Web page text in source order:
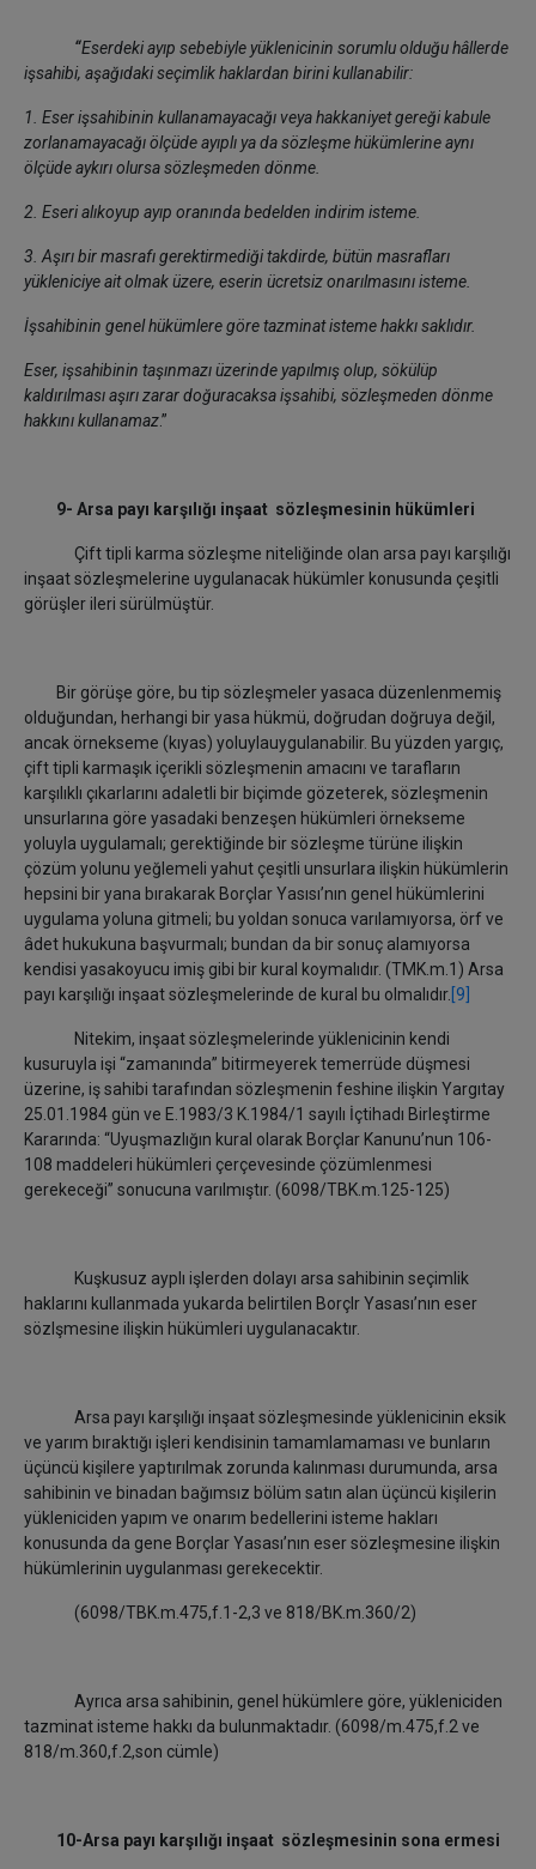
“Eserdeki ayıp sebebiyle yüklenicinin sorumlu olduğu hâllerde
işsahibi, aşağıdaki seçimlik haklardan birini kullanabilir:
1. Eser işsahibinin kullanamayacağı veya hakkaniyet gereği kabule
zorlanamayacağı ölçüde ayıplı ya da sözleşme hükümlerine aynı
ölçüde aykırı olursa sözleşmeden dönme.
2. Eseri alıkoyup ayıp oranında bedelden indirim isteme.
3. Aşırı bir masrafı gerektirmediği takdirde, bütün masrafları
yükleniciye ait olmak üzere, eserin ücretsiz onarılmasını isteme.
İşsahibinin genel hükümlere göre tazminat isteme hakkı saklıdır.
Eser, işsahibinin taşınmazı üzerinde yapılmış olup, sökülüp
kaldırılması aşırı zarar doğuracaksa işsahibi, sözleşmeden dönme
hakkını kullanamaz.”
9- Arsa payı karşılığı inşaat sözleşmesinin hükümleri
Çift tipli karma sözleşme niteliğinde olan arsa payı karşılığı
inşaat sözleşmelerine uygulanacak hükümler konusunda çeşitli
görüşler ileri sürülmüştür.
Bir görüşe göre, bu tip sözleşmeler yasaca düzenlenmemiş
olduğundan, herhangi bir yasa hükmü, doğrudan doğruya değil,
ancak örnekseme (kıyas) yoluylauygulanabilir. Bu yüzden yargıç,
çift tipli karmaşık içerikli sözleşmenin amacını ve tarafların
karşılıklı çıkarlarını adaletli bir biçimde gözeterek, sözleşmenin
unsurlarına göre yasadaki benzeşen hükümleri örnekseme
yoluyla uygulamalı; gerektiğinde bir sözleşme türüne ilişkin
çözüm yolunu yeğlemeli yahut çeşitli unsurlara ilişkin hükümlerin
hepsini bir yana bırakarak Borçlar Yasısı’nın genel hükümlerini
uygulama yoluna gitmeli; bu yoldan sonuca varılamıyorsa, örf ve
âdet hukukuna başvurmalı; bundan da bir sonuç alamıyorsa
kendisi yasakoyucu imiş gibi bir kural koymalıdır. (TMK.m.1) Arsa
payı karşılığı inşaat sözleşmelerinde de kural bu olmalıdır. [9]
Nitekim, inşaat sözleşmelerinde yüklenicinin kendi
kusuruyla işi “zamanında” bitirmeyerek temerrüde düşmesi
üzerine, iş sahibi tarafından sözleşmenin feshine ilişkin Yargıtay
25.01.1984 gün ve E.1983/3 K.1984/1 sayılı İçtihadı Birleştirme
Kararında: “Uyuşmazlığın kural olarak Borçlar Kanunu’nun 106-
108 maddeleri hükümleri çerçevesinde çözümlenmesi
gerekeceği” sonucuna varılmıştır. (6098/TBK.m.125-125)
Kuşkusuz ayplı işlerden dolayı arsa sahibinin seçimlik
haklarını kullanmada yukarda belirtilen Borçlr Yasası’nın eser
sözlşmesine ilişkin hükümleri uygulanacaktır.
Arsa payı karşılığı inşaat sözleşmesinde yüklenicinin eksik
ve yarım bıraktığı işleri kendisinin tamamlamaması ve bunların
üçüncü kişilere yaptırılmak zorunda kalınması durumunda, arsa
sahibinin ve binadan bağımsız bölüm satın alan üçüncü kişilerin
yükleniciden yapım ve onarım bedellerini isteme hakları
konusunda da gene Borçlar Yasası’nın eser sözleşmesine ilişkin
hükümlerinin uygulanması gerekecektir.
(6098/TBK.m.475,f.1-2,3 ve 818/BK.m.360/2)
Ayrıca arsa sahibinin, genel hükümlere göre, yükleniciden
tazminat isteme hakkı da bulunmaktadır. (6098/m.475,f.2 ve
818/m.360,f.2,son cümle)
10-Arsa payı karşılığı inşaat sözleşmesinin sona ermesi